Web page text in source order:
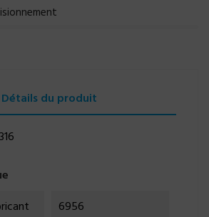
Détails du produit
6956